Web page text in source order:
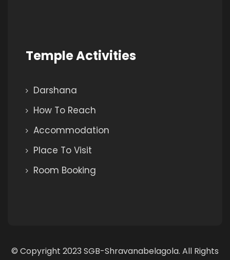
Temple Activities
Darshana
How To Reach
Accommodation
Place To Visit
Room Booking
© Copyright 2023 SGB-Shravanabelagola. All Rights